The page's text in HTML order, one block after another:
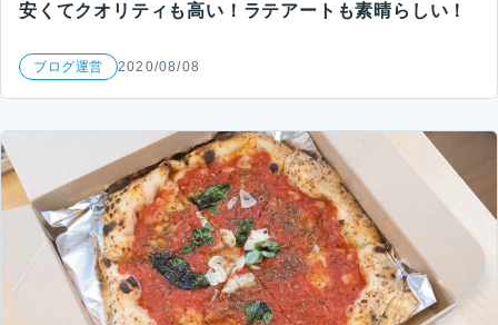
安くてクオリティも高い！ラテアートも素晴らしい！
ブログ運営 2020/08/08